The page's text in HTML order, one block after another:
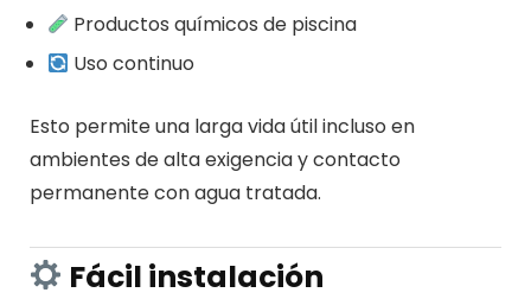
Productos químicos de piscina
Uso continuo
Esto permite una larga vida útil incluso en
ambientes de alta exigencia y contacto
permanente con agua tratada.
Fácil instalación